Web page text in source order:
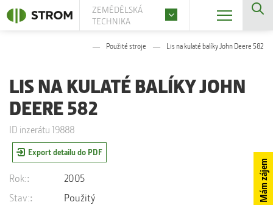
ZEMĚDĚLSKÁ
TECHNIKA
Použité stroje Lis na kulaté balíky John Deere 582
Mám zájem
LIS NA KULATÉ BALÍKY JOHN
DEERE 582
ID inzerátu 19888
Export detailu do PDF
Rok:
2005
Stav:
Použitý